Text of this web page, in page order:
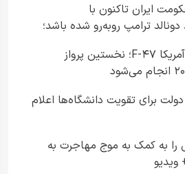
ایران تاکنون با
ترامپ روبه‌رو شده باشد؛
اقدام می‌زند
جنگنده نسل ششم آمریکا F-۴۷؛ نخستین پرواز
برای تقویت دانشگاه‌ها اعلام
را به کمک به موج مهاجرت به
ویدیو